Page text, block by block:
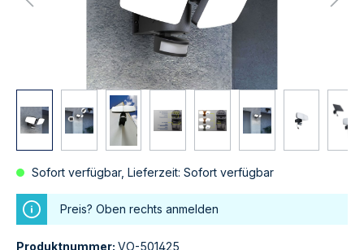
Sofort verfügbar, Lieferzeit: Sofort verfügbar
Preis? Oben rechts anmelden
Produktnummer: VO-501425